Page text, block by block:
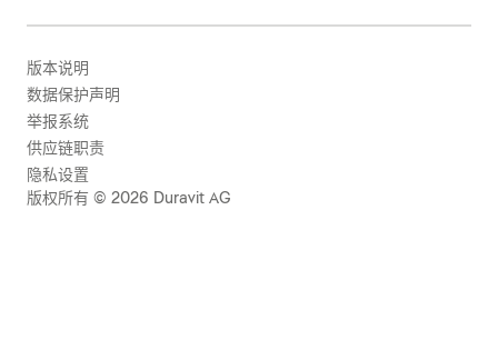
版本说明
数据保护声明
举报系统
供应链职责
隐私设置
版权所有 © 2026 Duravit AG